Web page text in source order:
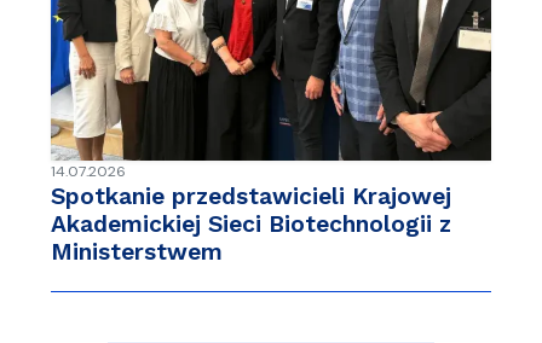
14.07.2026
Spotkanie przedstawicieli Krajowej
Akademickiej Sieci Biotechnologii z
Ministerstwem